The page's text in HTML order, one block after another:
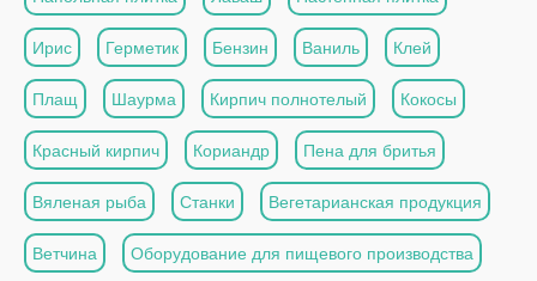
Ирис Герметик Бензин Ваниль Клей
Плащ Шаурма Кирпич полнотелый Кокосы
Красный кирпич Кориандр Пена для бритья
Вяленая рыба Станки Вегетарианская продукция
Ветчина Оборудование для пищевого производства